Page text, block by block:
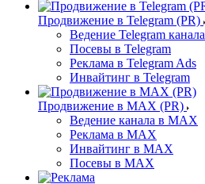
Продвижение в Telegram (PR)
Ведение Telegram канала
Посевы в Telegram
Реклама в Telegram Ads
Инвайтинг в Telegram
Продвижение в MAX (PR)
Ведение канала в MAX
Реклама в MAX
Инвайтинг в MAX
Посевы в MAX